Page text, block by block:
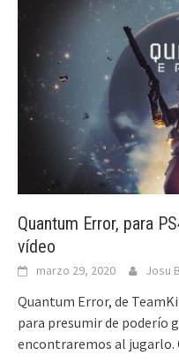
Quantum Error, para
vídeo
marzo 29, 2020 Josu
Quantum Error, de
para presumir de poderío
encontraremos al jugarlo.